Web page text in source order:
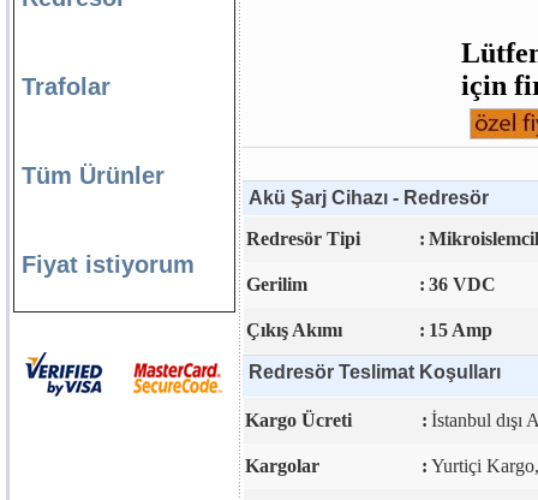
Trafolar
Tüm Ürünler
Fiyat istiyorum
için
Akü Şarj Cihazı - Redresör
Redresör Tipi
:
Gerilim : 36 VDC
Çıkış Akımı : 15 Amp
Redresör Teslimat Koşulları
Kargo Ücreti : İstanbul dışı
Kargolar : Yurtiçi